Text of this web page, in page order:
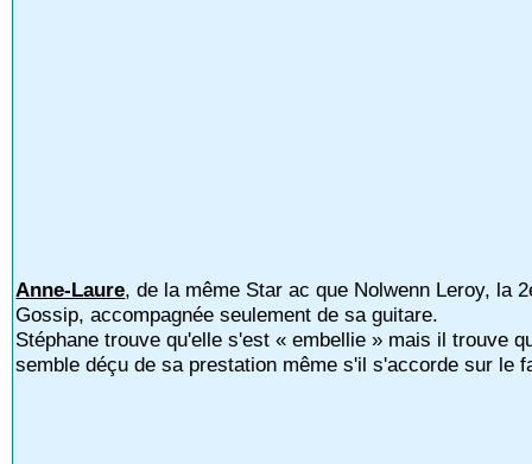
Anne-Laure, de la même Star ac que Nolwenn Leroy, la
Gossip, accompagnée seulement de sa guitare.
Stéphane trouve qu'elle s'est « embellie » mais il trouve
semble déçu de sa prestation même s'il s'accorde sur le